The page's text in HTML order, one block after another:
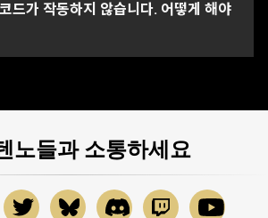
드가 작동하지 않습니다. 어떻게 해야
제에 대한 추가 지원이 필요하신 경우,서
출해주세요.
노들과 소통하세요